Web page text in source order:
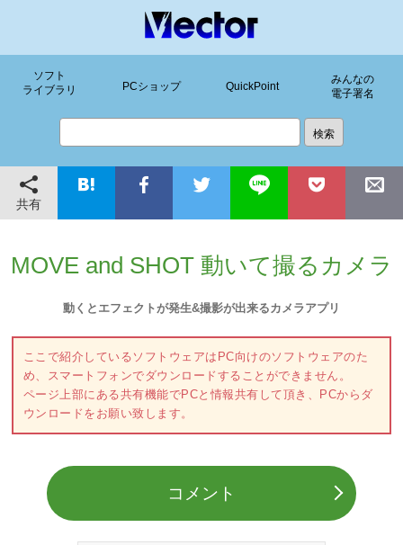
ソフト
ライブラリ
PCショップ QuickPoint
みんなの
電子署名
共有
MOVE and SHOT 動いて撮るカメラ
動くとエフェクトが発生&撮影が出来るカメラアプリ
ここで紹介しているソフトウェアはPC向けのソフトウェアのた
め、スマートフォンでダウンロードすることができません。
ページ上部にある共有機能でPCと情報共有して頂き、PCからダ
ウンロードをお願い致します。
コメント